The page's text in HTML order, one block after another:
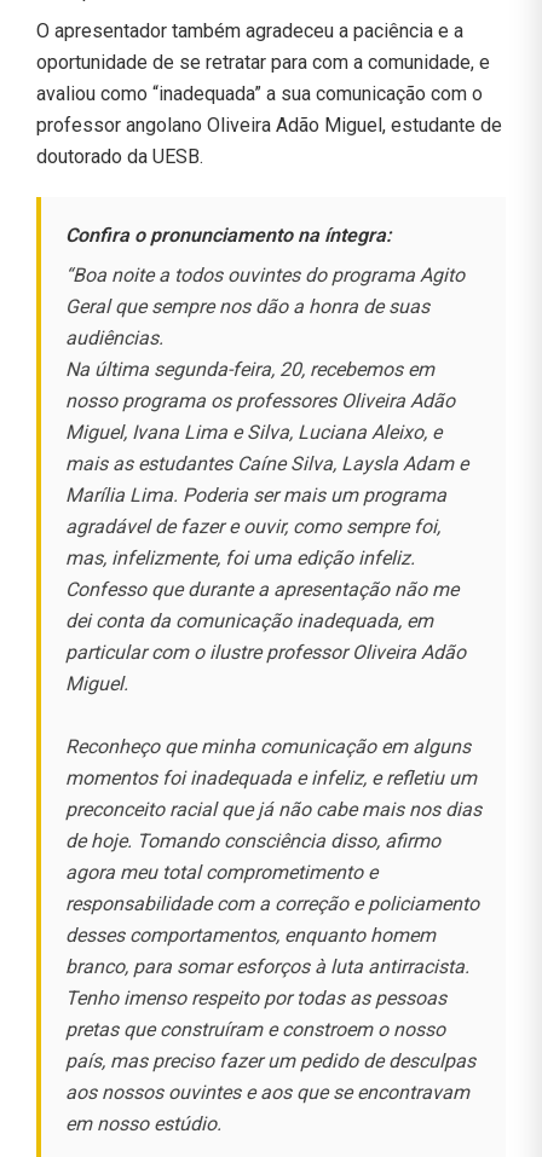
O apresentador também agradeceu a paciência e a
oportunidade de se retratar para com a comunidade, e
avaliou como “inadequada” a sua comunicação com o
professor angolano Oliveira Adão Miguel, estudante de
doutorado da UESB.
Confira o pronunciamento na íntegra:
“Boa noite a todos ouvintes do programa Agito
Geral que sempre nos dão a honra de suas
audiências.
Na última segunda-feira, 20, recebemos em
nosso programa os professores Oliveira Adão
Miguel, Ivana Lima e Silva, Luciana Aleixo, e
mais as estudantes Caíne Silva, Laysla Adam e
Marília Lima. Poderia ser mais um programa
agradável de fazer e ouvir, como sempre foi,
mas, infelizmente, foi uma edição infeliz.
Confesso que durante a apresentação não me
dei conta da comunicação inadequada, em
particular com o ilustre professor Oliveira Adão
Miguel.
Reconheço que minha comunicação em alguns
momentos foi inadequada e infeliz, e refletiu um
preconceito racial que já não cabe mais nos dias
de hoje. Tomando consciência disso, afirmo
agora meu total comprometimento e
responsabilidade com a correção e policiamento
desses comportamentos, enquanto homem
branco, para somar esforços à luta antirracista.
Tenho imenso respeito por todas as pessoas
pretas que construíram e constroem o nosso
país, mas preciso fazer um pedido de desculpas
aos nossos ouvintes e aos que se encontravam
em nosso estúdio.